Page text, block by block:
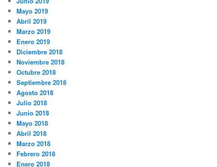
Mayo 2019
Abril 2019
Marzo 2019
Enero 2019
Diciembre 2018
Noviembre 2018
Octubre 2018
Septiembre 2018
Agosto 2018
Julio 2018
Junio 2018
Mayo 2018
Abril 2018
Marzo 2018
Febrero 2018
Enero 2018